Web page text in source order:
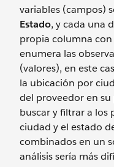
variables (campos)
Estado, y cada una
propia columna
enumera las
(valores), en este
la ubicación por
del proveedor en
buscar y filtrar a los
ciudad y el estado
combinados en un
análisis sería más